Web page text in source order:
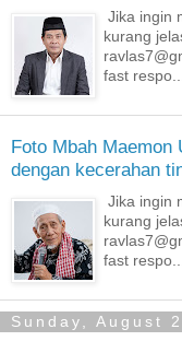
Jika ingin
kurang
fast respo...
Foto Mbah Maemon
dengan kecerahan
Jika ingin
kurang
fast respo...
Sunday, August